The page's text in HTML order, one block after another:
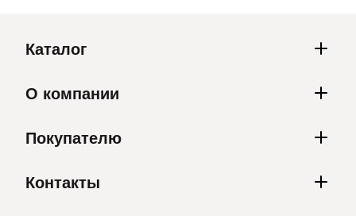
Каталог
О компании
Покупателю
Контакты